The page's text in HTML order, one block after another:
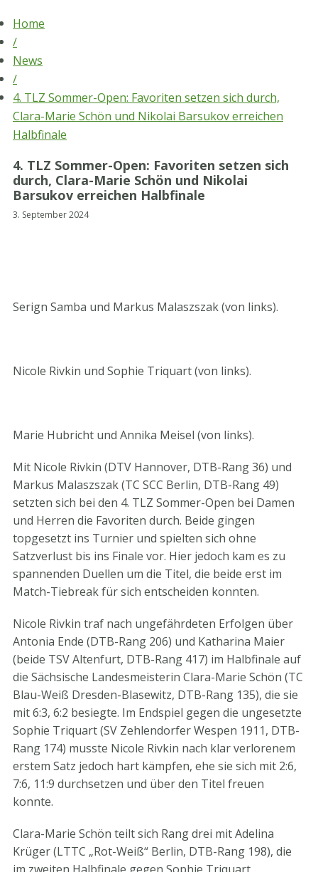
to
content
Home
/
News
/
4. TLZ Sommer-Open: Favoriten setzen sich durch,
Clara-Marie Schön und Nikolai Barsukov erreichen
Halbfinale
4. TLZ Sommer-Open: Favoriten setzen sich
durch, Clara-Marie Schön und Nikolai
Barsukov erreichen Halbfinale
3. September 2024
Serign Samba und Markus Malaszszak (von links).
Nicole Rivkin und Sophie Triquart (von links).
Marie Hubricht und Annika Meisel (von links).
Mit Nicole Rivkin (DTV Hannover, DTB-Rang 36) und
Markus Malaszszak (TC SCC Berlin, DTB-Rang 49)
setzten sich bei den 4. TLZ Sommer-Open bei Damen
und Herren die Favoriten durch. Beide gingen
topgesetzt ins Turnier und spielten sich ohne
Satzverlust bis ins Finale vor. Hier jedoch kam es zu
spannenden Duellen um die Titel, die beide erst im
Match-Tiebreak für sich entscheiden konnten.
Nicole Rivkin traf nach ungefährdeten Erfolgen über
Antonia Ende (DTB-Rang 206) und Katharina Maier
(beide TSV Altenfurt, DTB-Rang 417) im Halbfinale auf
die Sächsische Landesmeisterin Clara-Marie Schön (TC
Blau-Weiß Dresden-Blasewitz, DTB-Rang 135), die sie
mit 6:3, 6:2 besiegte. Im Endspiel gegen die ungesetzte
Sophie Triquart (SV Zehlendorfer Wespen 1911, DTB-
Rang 174) musste Nicole Rivkin nach klar verlorenem
erstem Satz jedoch hart kämpfen, ehe sie sich mit 2:6,
7:6, 11:9 durchsetzen und über den Titel freuen
konnte.
Clara-Marie Schön teilt sich Rang drei mit Adelina
Krüger (LTTC „Rot-Weiß“ Berlin, DTB-Rang 198), die